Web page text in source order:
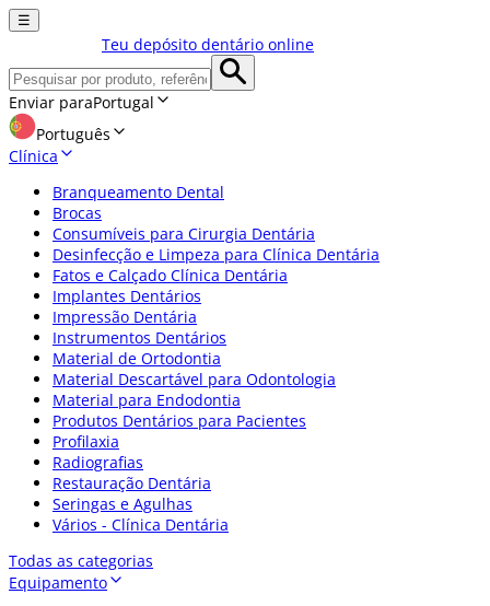
☰
Teu depósito dentário online
Enviar paraPortugal
Português
Clínica
Branqueamento Dental
Brocas
Consumíveis para Cirurgia Dentária
Desinfecção e Limpeza para Clínica Dentária
Fatos e Calçado Clínica Dentária
Implantes Dentários
Impressão Dentária
Instrumentos Dentários
Material de Ortodontia
Material Descartável para Odontologia
Material para Endodontia
Produtos Dentários para Pacientes
Profilaxia
Radiografias
Restauração Dentária
Seringas e Agulhas
Vários - Clínica Dentária
Todas as categorias
Equipamento